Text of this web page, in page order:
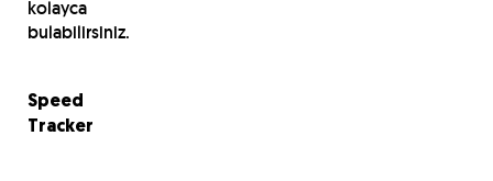
kolayca
bulabilirsiniz.
Speed
Tracker